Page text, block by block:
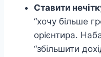
Ставити
“хочу більше
орієнтира.
“збільшити